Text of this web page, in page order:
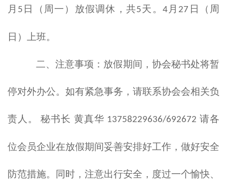
月 5 日（周一）放假调休，共5天。 4月 27 日（周
日）上班。
二、注意事项：放假期间， 协会秘书处将暂
停对外办公。如有紧急事务，请联系协会会相关负
责人。 秘书长 黄真华 13758229636/692672 请各
位会员企业在放假期间妥善安排好工作，做好安全
防范措施。同时，注意出行安全，度过一个愉快、